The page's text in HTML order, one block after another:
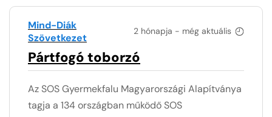
2 hónapja - még aktuális
Mind-Diák
Szövetkezet
Pártfogó toborzó
Az SOS Gyermekfalu Magyarországi Alapítványa
tagja a 134 országban működő SOS